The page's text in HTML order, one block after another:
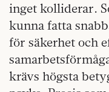
inget kolliderar.
kunna fatta
för säkerhet och
krävs högsta